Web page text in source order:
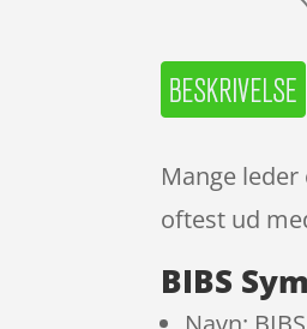
Mange
oftest ud
BIBS